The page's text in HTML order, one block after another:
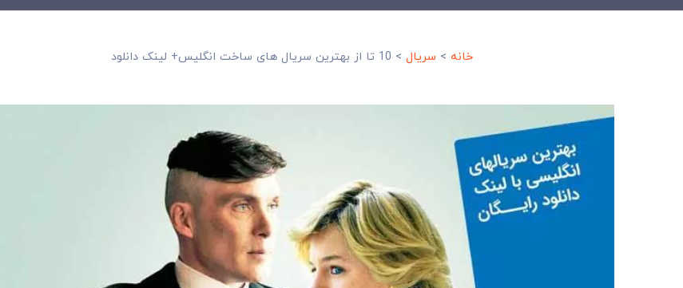
خانه > سریال > 10 تا از بهترین سریال های ساخت انگلیس+ لینک دانلود